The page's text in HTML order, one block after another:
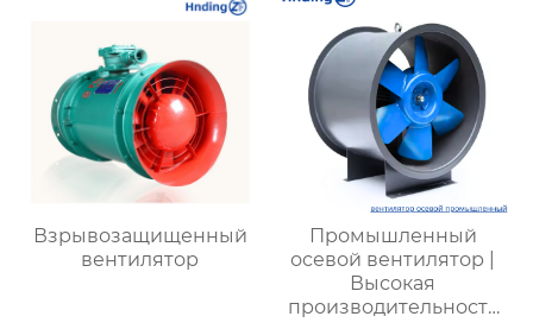
Взрывозащищенный
вентилятор
Промышленный
осевой вентилятор |
Высокая
производительность